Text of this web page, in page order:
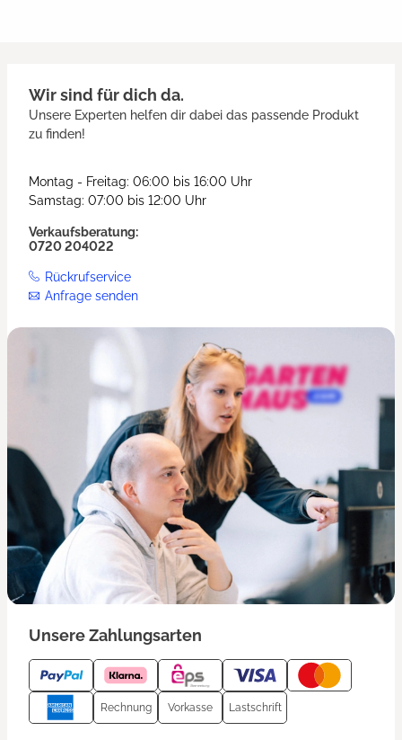
Wir sind für dich da.
Unsere Experten helfen dir dabei das passende Produkt
zu finden!
Montag - Freitag: 06:00 bis 16:00 Uhr
Samstag: 07:00 bis 12:00 Uhr
Verkaufsberatung:
0720 204022
Rückrufservice
Anfrage senden
Unsere Zahlungsarten
Rechnung Vorkasse Lastschrift